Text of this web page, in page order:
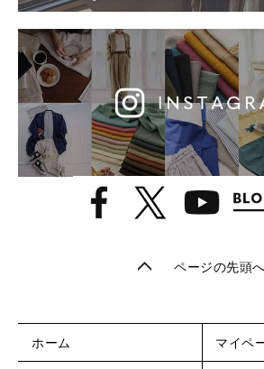
ページの先頭へ
ホーム マイペ